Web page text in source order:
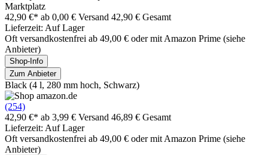
Marktplatz
42,90 €* ab 0,00 € Versand 42,90 € Gesamt
Lieferzeit: Auf Lager
Oft versandkostenfrei ab 49,00 € oder mit Amazon Prime (siehe
Anbieter)
Shop-Info
Zum Anbieter
Black (4 l, 280 mm hoch, Schwarz)
(254)
42,90 €* ab 3,99 € Versand 46,89 € Gesamt
Lieferzeit: Auf Lager
Oft versandkostenfrei ab 49,00 € oder mit Amazon Prime (siehe
Anbieter)